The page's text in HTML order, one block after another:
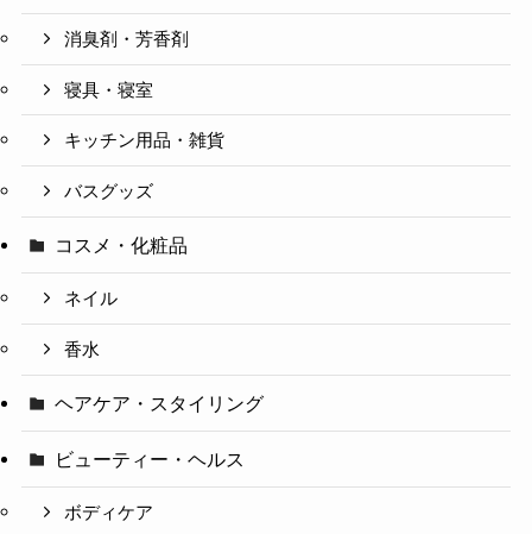
消臭剤・芳香剤
寝具・寝室
キッチン用品・雑貨
バスグッズ
コスメ・化粧品
ネイル
香水
ヘアケア・スタイリング
ビューティー・ヘルス
ボディケア